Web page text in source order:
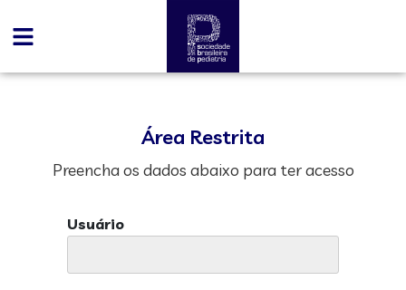
Área Restrita
Preencha os dados abaixo para ter acesso
Usuário